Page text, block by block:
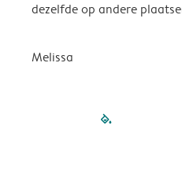
dezelfde op andere
Melissa
filled-